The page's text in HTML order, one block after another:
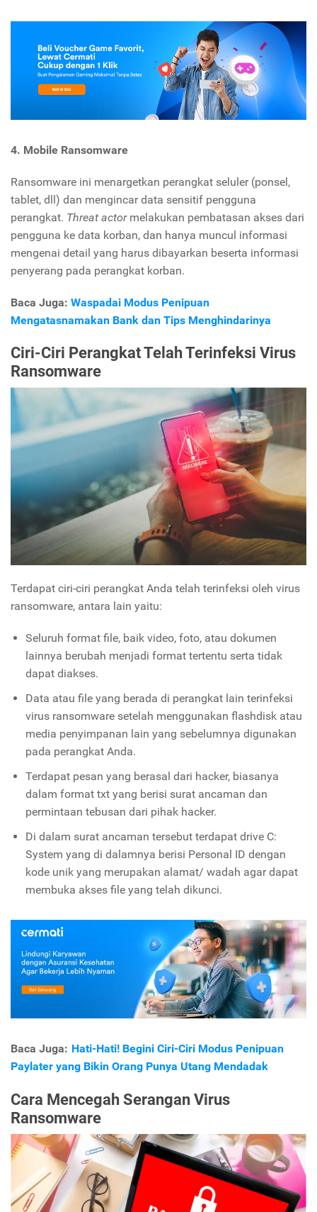
4. Mobile Ransomware
Ransomware ini menargetkan perangkat seluler (ponsel,
tablet, dll) dan mengincar data sensitif pengguna
perangkat. Threat actor melakukan pembatasan akses dari
pengguna ke data korban, dan hanya muncul informasi
mengenai detail yang harus dibayarkan beserta informasi
penyerang pada perangkat korban.
Baca Juga: Waspadai Modus Penipuan
Mengatasnamakan Bank dan Tips Menghindarinya
Ciri-Ciri Perangkat Telah Terinfeksi Virus
Ransomware
Terdapat ciri-ciri perangkat Anda telah terinfeksi oleh virus
ransomware, antara lain yaitu:
Seluruh format file, baik video, foto, atau dokumen
lainnya berubah menjadi format tertentu serta tidak
dapat diakses.
Data atau file yang berada di perangkat lain terinfeksi
virus ransomware setelah menggunakan flashdisk atau
media penyimpanan lain yang sebelumnya digunakan
pada perangkat Anda.
Terdapat pesan yang berasal dari hacker, biasanya
dalam format txt yang berisi surat ancaman dan
permintaan tebusan dari pihak hacker.
Di dalam surat ancaman tersebut terdapat drive C:
System yang di dalamnya berisi Personal ID dengan
kode unik yang merupakan alamat/ wadah agar dapat
membuka akses file yang telah dikunci.
Baca Juga: Hati-Hati! Begini Ciri-Ciri Modus Penipuan
Paylater yang Bikin Orang Punya Utang Mendadak
Cara Mencegah Serangan Virus
Ransomware